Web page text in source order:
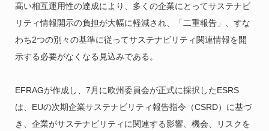
高い相互運用性の達成により、多くの企業にとってサステナビ
リティ情報開示の負担が大幅に軽減され、「二重報告」、すな
わち2つの別々の基準に従ってサステナビリティ関連情報を開
示する必要がなくなる見込みである。
EFRAGが作成し、7月に欧州委員会が正式に採択したESRS
は、EUの次期企業サステナビリティ報告指令（CSRD）に基づ
き、企業がサステナビリティに関連する影響、機会、リスクを